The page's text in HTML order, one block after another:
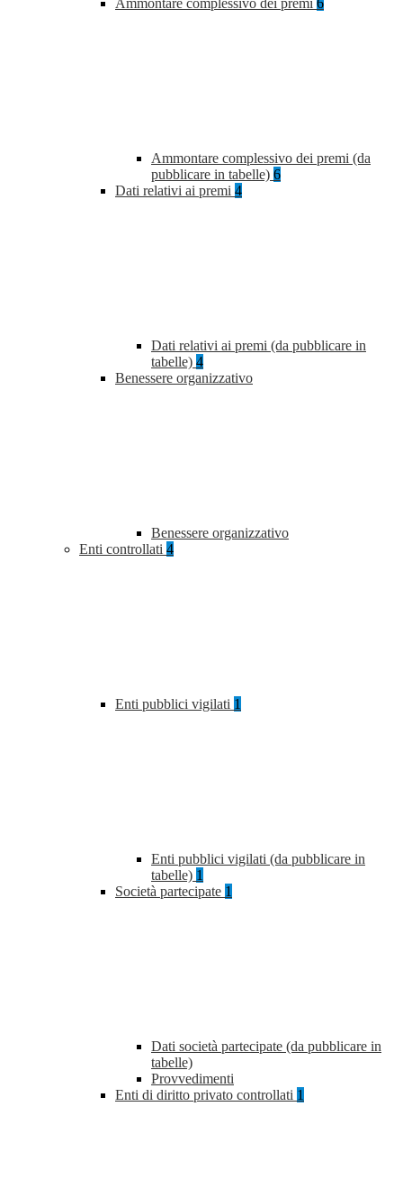
Ammontare complessivo dei premi 6
Ammontare complessivo dei premi (da
pubblicare in tabelle) 6
Dati relativi ai premi 4
Dati relativi ai premi (da pubblicare in
tabelle) 4
Benessere organizzativo
Benessere organizzativo
Enti controllati 4
Enti pubblici vigilati 1
Enti pubblici vigilati (da pubblicare in
tabelle) 1
Società partecipate 1
Dati società partecipate (da pubblicare in
tabelle)
Provvedimenti
Enti di diritto privato controllati 1